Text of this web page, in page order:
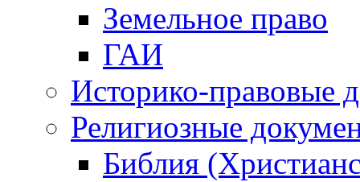
Земельное право
ГАИ
Историко-правовые
Религиозные
Библия